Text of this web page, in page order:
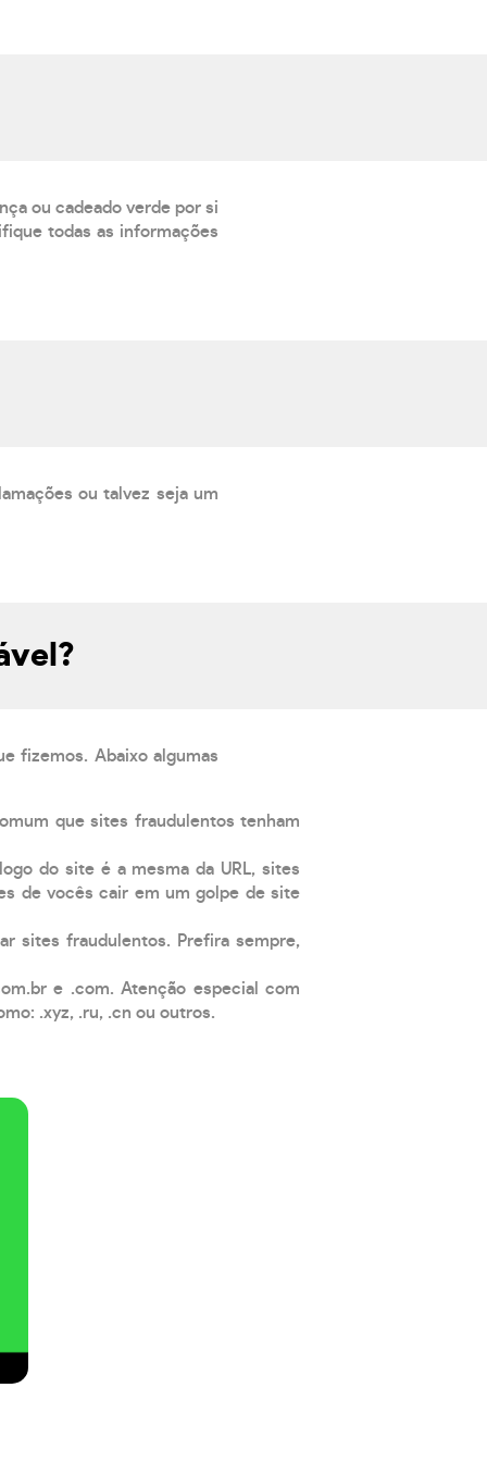
ou cadeado verde por si
todas as informações
ou talvez seja um
fizemos. Abaixo algumas
que sites fraudulentos tenham
do site é a mesma da URL, sites
de vocês cair em um golpe de site
sites fraudulentos. Prefira sempre,
e .com. Atenção especial com
.xyz, .ru, .cn ou outros.